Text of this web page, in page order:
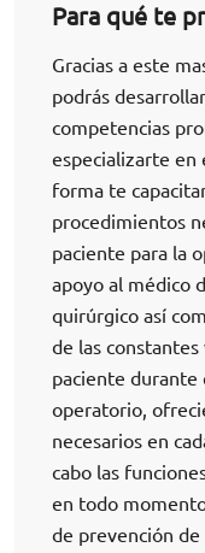
Para qué te
Gracias a este
podrás
competencias
especializarte en
forma te
procedimientos
paciente para la
apoyo al médico
quirúrgico así
de las
paciente durante
operatorio,
necesarios en
cabo las
en todo
de prevención